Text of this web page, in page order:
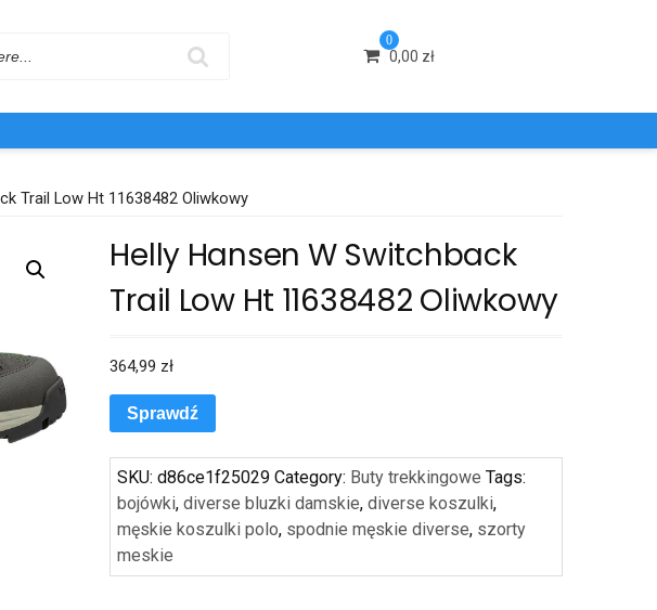
0
0,00 zł
Trail Low Ht 11638482 Oliwkowy
Helly Hansen W Switchback
Trail Low Ht 11638482 Oliwkowy
364,99 zł
Sprawdź
SKU:d86ce1f25029 Category: Buty trekkingowe Tags:
bojówki,diverse bluzki damskie,diverse koszulki,
męskie koszulki polo, spodnie męskie diverse, szorty
meskie